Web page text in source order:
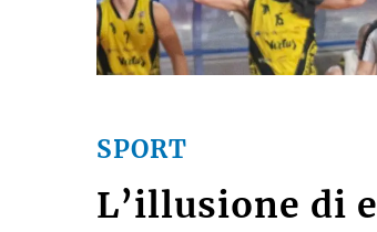
SPORT
L’illusione di